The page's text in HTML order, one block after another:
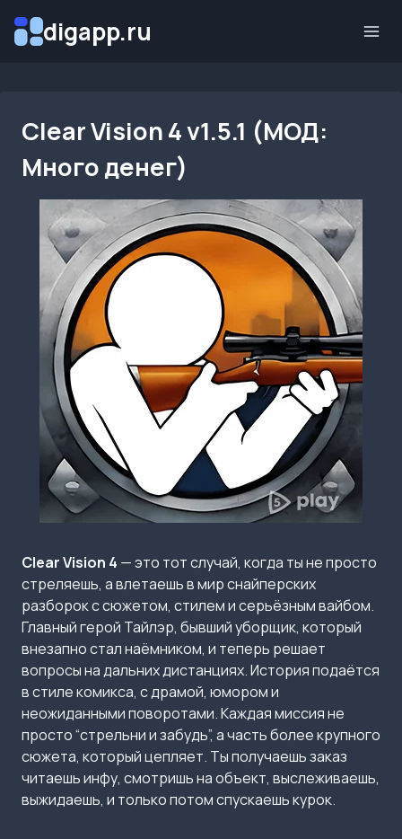
digapp.ru
Clear Vision 4 v1.5.1 (МОД:
Много денег)
Clear Vision 4 — это тот случай, когда ты не просто
стреляешь, а влетаешь в мир снайперских
разборок с сюжетом, стилем и серьёзным вайбом.
Главный герой Тайлэр, бывший уборщик, который
внезапно стал наёмником, и теперь решает
вопросы на дальних дистанциях. История подаётся
в стиле комикса, с драмой, юмором и
неожиданными поворотами. Каждая миссия не
просто “стрельни и забудь”, а часть более крупного
сюжета, который цепляет. Ты получаешь заказ
читаешь инфу, смотришь на объект, выслеживаешь,
выжидаешь, и только потом спускаешь курок.